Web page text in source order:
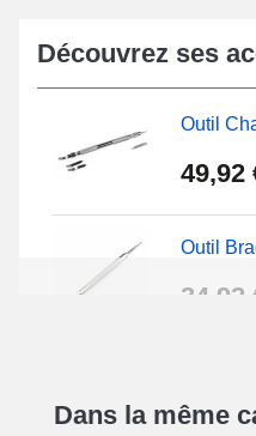
Découvrez ses
Outil
49,92
Outil
34,92
16,90
Dans la même